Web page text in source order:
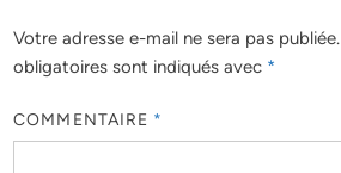
Votre adresse e-mail ne sera pas publiée.
obligatoires sont indiqués avec *
COMMENTAIRE *